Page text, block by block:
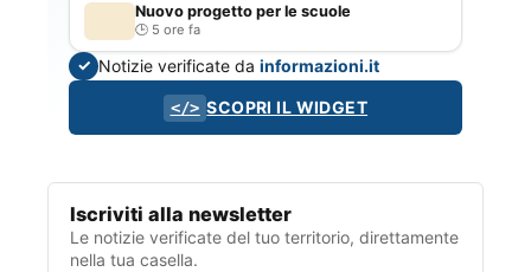
Nuovo progetto per le scuole
5 ore fa
✓ Notizie verificate dainformazioni.it
</> SCOPRI IL WIDGET
Iscriviti alla newsletter
Le notizie verificate del tuo territorio, direttamente
nella tua casella.